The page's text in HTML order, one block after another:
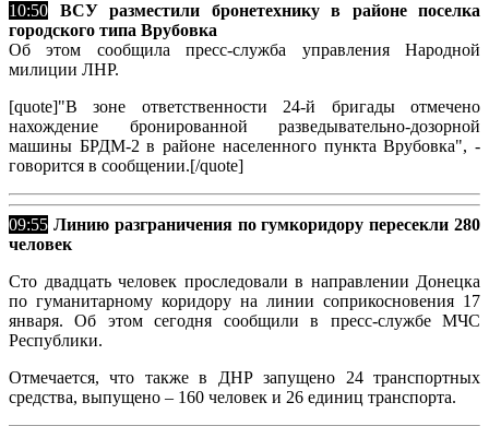
10:50
ВСУ разместили бронетехнику в районе поселка
городского типа Врубовка
Об этом сообщила пресс-служба управления Народной
милиции ЛНР.
[quote]"В зоне ответственности 24-й бригады отмечено
нахождение бронированной разведывательно-дозорной
машины БРДМ-2 в районе населенного пункта Врубовка", -
говорится в сообщении.[/quote]
09:55 Линию разграничения по гумкоридору пересекли 280
человек
Сто двадцать человек проследовали в направлении Донецка
по гуманитарному коридору на линии соприкосновения 17
января. Об этом сегодня сообщили в пресс-службе МЧС
Республики.
Отмечается, что также в ДНР запущено 24 транспортных
средства, выпущено – 160 человек и 26 единиц транспорта.